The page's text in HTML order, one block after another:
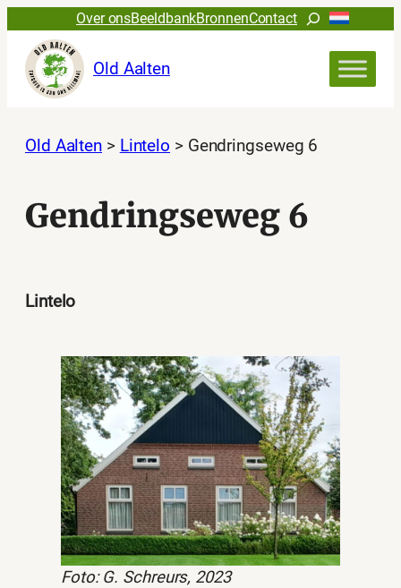
naar
inhoud
Over onsBeeldbankBronnenContactZoeken
Old Aalten
Old Aalten > Lintelo > Gendringseweg 6
Gendringseweg 6
Lintelo
Foto: G. Schreurs, 2023